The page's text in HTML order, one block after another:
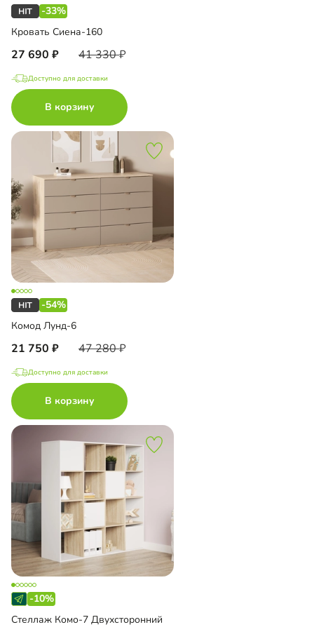
-33%
Кровать Сиена-160
27 690 41 330
Доступно для доставки
В корзину
-54%
Комод Лунд-6
21 750 47 280
Доступно для доставки
В корзину
-10%
Стеллаж Комо-7 Двухсторонний